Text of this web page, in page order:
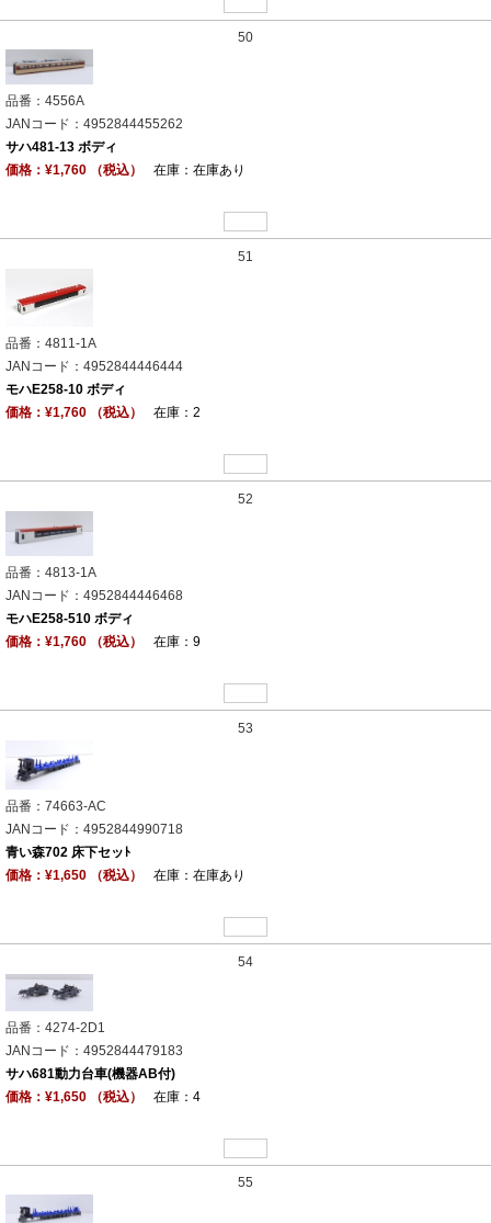
50
品番：4556A
JANコード：4952844455262
サハ481-13 ボディ
価格：¥1,760 （税込）
在庫：在庫あり
51
品番：4811-1A
JANコード：4952844446444
モハE258-10 ボディ
価格：¥1,760 （税込）
在庫：2
52
品番：4813-1A
JANコード：4952844446468
モハE258-510 ボディ
価格：¥1,760 （税込）
在庫：9
53
品番：74663-AC
JANコード：4952844990718
青い森702 床下セッﾄ
価格：¥1,650 （税込）
在庫：在庫あり
54
品番：4274-2D1
JANコード：4952844479183
サハ681動力台車(機器AB付)
価格：¥1,650 （税込）
在庫：4
55